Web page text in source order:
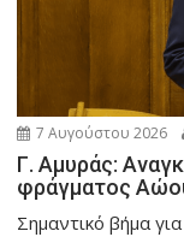
7 Αυγούστου 2026
Γ. Αμυράς:
φράγματος
Σημαντικό βήμα